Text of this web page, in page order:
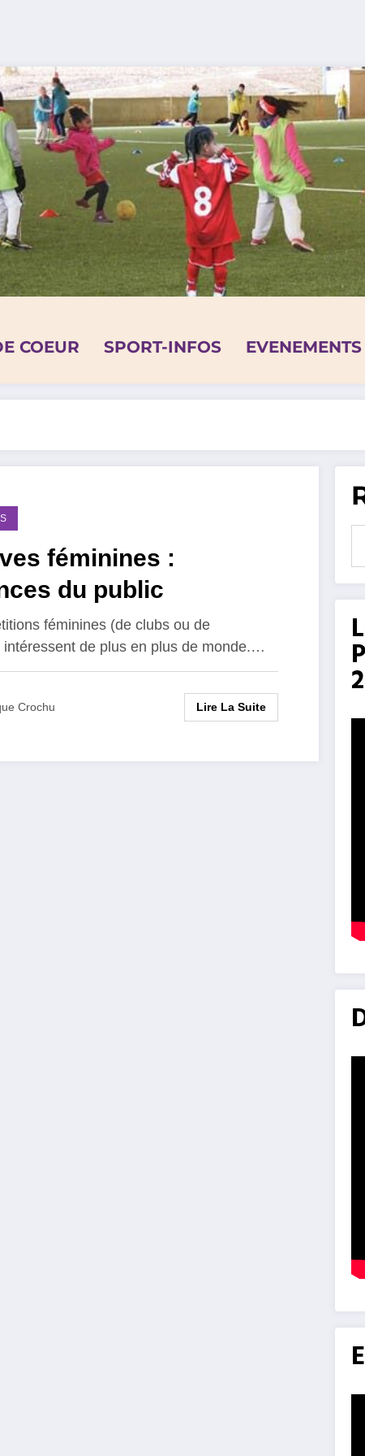
COEUR SPORT-INFOS EVENEMENTS
féminines :
du public
féminines (de clubs ou de
intéressent de plus en plus de monde.…
Crochu Lire La Suite